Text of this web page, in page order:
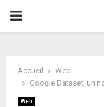
PRIMARY
Accueil
Web
Google Dataset, un
Web